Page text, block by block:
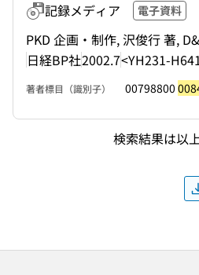
記録メディア 電子資料
PKD 企画・制作, 沢俊行 著,
日経BP社2002.7<YH231-
著者標目（識別子） 00798800
検索結果は以